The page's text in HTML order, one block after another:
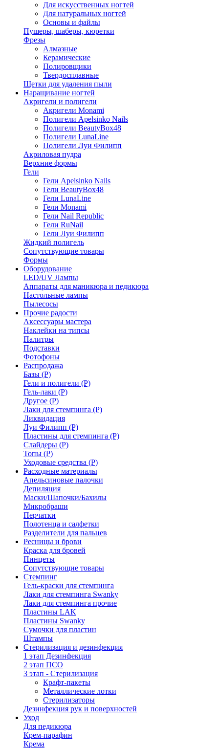
Для искусственных ногтей
Для натуральных ногтей
Основы и файлы
Пушеры, шаберы, кюретки
Фрезы
Алмазные
Керамические
Полировщики
Твердосплавные
Щетки для удаления пыли
Наращивание ногтей
Акригели и полигели
Акригели Monami
Полигели Apelsinko Nails
Полигели BeautyBox48
Полигели LunaLine
Полигели Луи Филипп
Акриловая пудра
Верхние формы
Гели
Гели Apelsinko Nails
Гели BeautyBox48
Гели LunaLine
Гели Monami
Гели Nail Republic
Гели RuNail
Гели Луи Филипп
Жидкий полигель
Сопутствующие товары
Формы
Оборудование
LED/UV Лампы
Аппараты для маникюра и педикюра
Настольные лампы
Пылесосы
Прочие радости
Аксессуары мастера
Наклейки на типсы
Палитры
Подставки
Фотофоны
Распродажа
Базы (Р)
Гели и полигели (Р)
Гель-лаки (Р)
Другое (Р)
Лаки для стемпинга (Р)
Ликвидация
Луи Филипп (Р)
Пластины для стемпинга (Р)
Слайдеры (Р)
Топы (Р)
Уходовые средства (Р)
Расходные материалы
Апельсиновые палочки
Депиляция
Маски/Шапочки/Бахилы
Микробраши
Перчатки
Полотенца и салфетки
Разделители для пальцев
Ресницы и брови
Краска для бровей
Пинцеты
Сопутствующие товары
Стемпинг
Гель-краски для стемпинга
Лаки для стемпинга Swanky
Лаки для стемпинга прочие
Пластины LAK
Пластины Swanky
Сумочки для пластин
Штампы
Стерилизация и дезинфекция
1 этап Дезинфекция
2 этап ПСО
3 этап - Стерилизация
Крафт-пакеты
Металлические лотки
Стерилизаторы
Дезинфекция рук и поверхностей
Уход
Для педикюра
Крем-парафин
Крема